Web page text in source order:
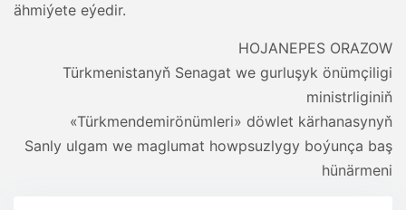
ähmiýete eýedir.
HOJANEPES ORAZOW
Türkmenistanyň Senagat we gurluşyk önümçiligi
ministrliginiň
«Türkmendemirönümleri» döwlet kärhanasynyň
Sanly ulgam we maglumat howpsuzlygy boýunça baş
hünärmeni